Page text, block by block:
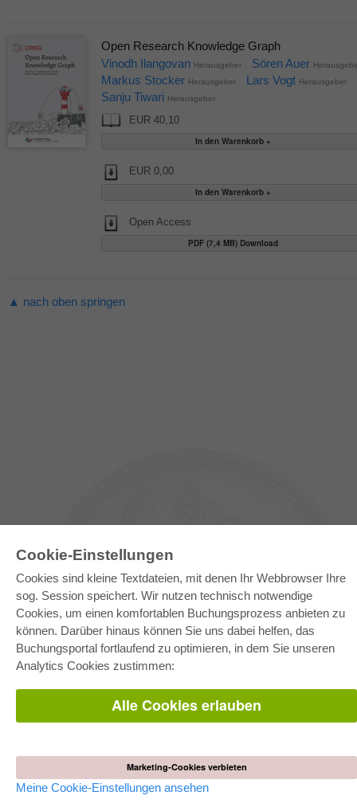
Cookie-Einstellungen
Cookies sind kleine Textdateien, mit denen Ihr Webbrowser Ihre
sog. Session speichert. Wir nutzen technisch notwendige
Cookies, um einen komfortablen Buchungsprozess anbieten zu
können. Darüber hinaus können Sie uns dabei helfen, das
Buchungsportal fortlaufend zu optimieren, in dem Sie unseren
Analytics Cookies zustimmen:
Alle Cookies erlauben
Marketing-Cookies verbieten
Meine Cookie-Einstellungen ansehen
Open Research Knowledge Graph
Vinodh Ilangovan Herausgeber Sören Auer
Markus Stocker Herausgeber Lars Vogt Herausgeber
Sanju Tiwari Herausgeber
EUR 40,10
EUR 0,00
Open Access
PDF (7,4 MB) Download
▲ nach oben springen
E-COLLECTION
Gesamtpaket
Fachbereichspakete
Bereitstellung von E-Books
Häufig gestellte Fragen (FAQ)
AGB